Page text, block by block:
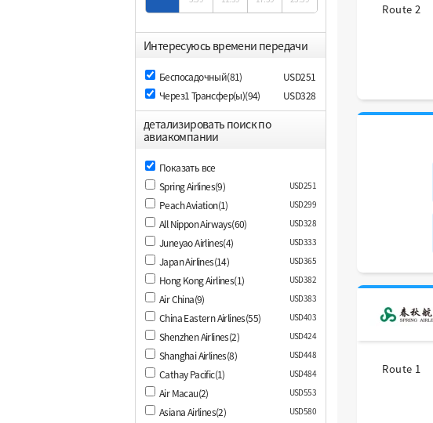
Интересуюсь времени передачи
Беспосадочный(81)
USD251
Через1 Трансфер(ы)(94)
USD328
детализировать поиск по
авиакомпании
Показать все
Spring Airlines(9)
USD251
Peach Aviation(1) USD299
All Nippon Airways(60) USD328
Juneyao Airlines(4) USD333
Japan Airlines(14) USD365
Hong Kong Airlines(1) USD382
Air China(9) USD383
China Eastern Airlines(55) USD403
Shenzhen Airlines(2) USD424
Shanghai Airlines(8) USD448
Cathay Pacific(1) USD484
Air Macau(2) USD553
Asiana Airlines(2) USD580
Route 2
Route 1